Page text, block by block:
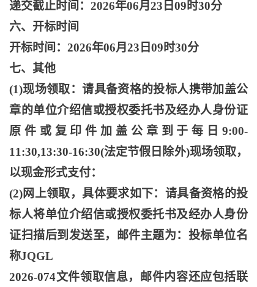
递交截止时间： 2026年06月23日09时30分
六、开标时间
开标时间： 2026年06月23日09时30分
七、其他
(1)现场领取：请具备资格的投标人携带加盖公
章的单位介绍信或授权委托书及经办人身份证
原件或复印件加盖公章到于每日9:00-
11:30,13:30-16:30(法定节假日除外)现场领取，
以现金形式支付：
(2)网上领取，具体要求如下：请具备资格的投
标人将单位介绍信或授权委托书及经办人身份
证扫描后到发送至，邮件主题为：投标单位名
称JQGL
2026-074文件领取信息，邮件内容还应包括联